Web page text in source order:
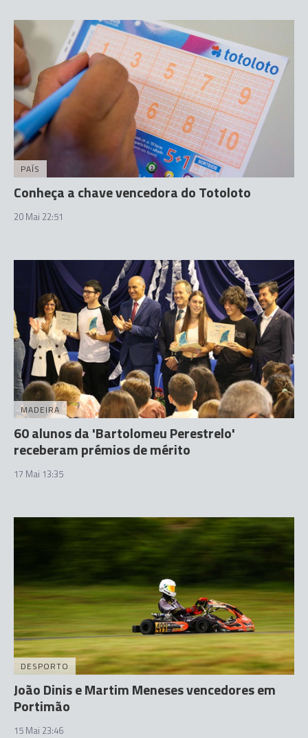
PAÍS
Conheça a chave vencedora do Totoloto
20 Mai 22:51
MADEIRA
60 alunos da 'Bartolomeu Perestrelo'
receberam prémios de mérito
17 Mai 13:35
DESPORTO
João Dinis e Martim Meneses vencedores em
Portimão
15 Mai 23:46